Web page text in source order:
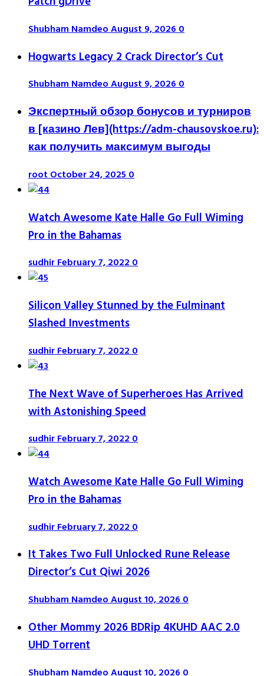
Shubham NamdeoAugust 9, 20260
Hogwarts Legacy 2 Crack Director’s Cut
Shubham NamdeoAugust 9, 20260
Экспертный обзор бонусов и турниров
в [казино Лев](https://adm-chausovskoe.ru):
как получить максимум выгоды
rootOctober 24, 20250
Watch Awesome Kate Halle Go Full Wiming
Pro in the Bahamas
sudhirFebruary 7, 20220
Silicon Valley Stunned by the Fulminant
Slashed Investments
sudhirFebruary 7, 20220
The Next Wave of Superheroes Has Arrived
with Astonishing Speed
sudhirFebruary 7, 20220
Watch Awesome Kate Halle Go Full Wiming
Pro in the Bahamas
sudhirFebruary 7, 20220
It Takes Two Full Unlocked Rune Release
Director’s Cut Qiwi 2026
Shubham NamdeoAugust 10, 20260
Other Mommy 2026 BDRip 4KUHD AAC 2.0
UHD Torrent
Shubham NamdeoAugust 10, 2026 0